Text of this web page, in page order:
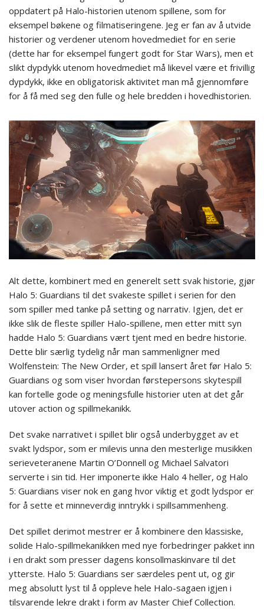
oppdatert på Halo-historien utenom spillene, som for
eksempel bøkene og filmatiseringene. Jeg er fan av å utvide
historier og verdener utenom hovedmediet for en serie
(dette har for eksempel fungert godt for Star Wars), men et
slikt dypdykk utenom hovedmediet må likevel være et frivillig
dypdykk, ikke en obligatorisk aktivitet man må gjennomføre
for å få med seg den fulle og hele bredden i hovedhistorien.
Alt dette, kombinert med en generelt sett svak historie, gjør
Halo 5: Guardians til det svakeste spillet i serien for den
som spiller med tanke på setting og narrativ. Igjen, det er
ikke slik de fleste spiller Halo-spillene, men etter mitt syn
hadde Halo 5: Guardians vært tjent med en bedre historie.
Dette blir særlig tydelig når man sammenligner med
Wolfenstein: The New Order, et spill lansert året før Halo 5:
Guardians og som viser hvordan førstepersons skytespill
kan fortelle gode og meningsfulle historier uten at det går
utover action og spillmekanikk.
Det svake narrativet i spillet blir også underbygget av et
svakt lydspor, som er milevis unna den mesterlige musikken
serieveteranene Martin O’Donnell og Michael Salvatori
serverte i sin tid. Her imponerte ikke Halo 4 heller, og Halo
5: Guardians viser nok en gang hvor viktig et godt lydspor er
for å sette et minneverdig inntrykk i spillsammenheng.
Det spillet derimot mestrer er å kombinere den klassiske,
solide Halo-spillmekanikken med nye forbedringer pakket inn
i en drakt som presser dagens konsollmaskinvare til det
ytterste. Halo 5: Guardians ser særdeles pent ut, og gir
meg absolutt lyst til å oppleve hele Halo-sagaen igjen i
tilsvarende lekre drakt i form av Master Chief Collection.